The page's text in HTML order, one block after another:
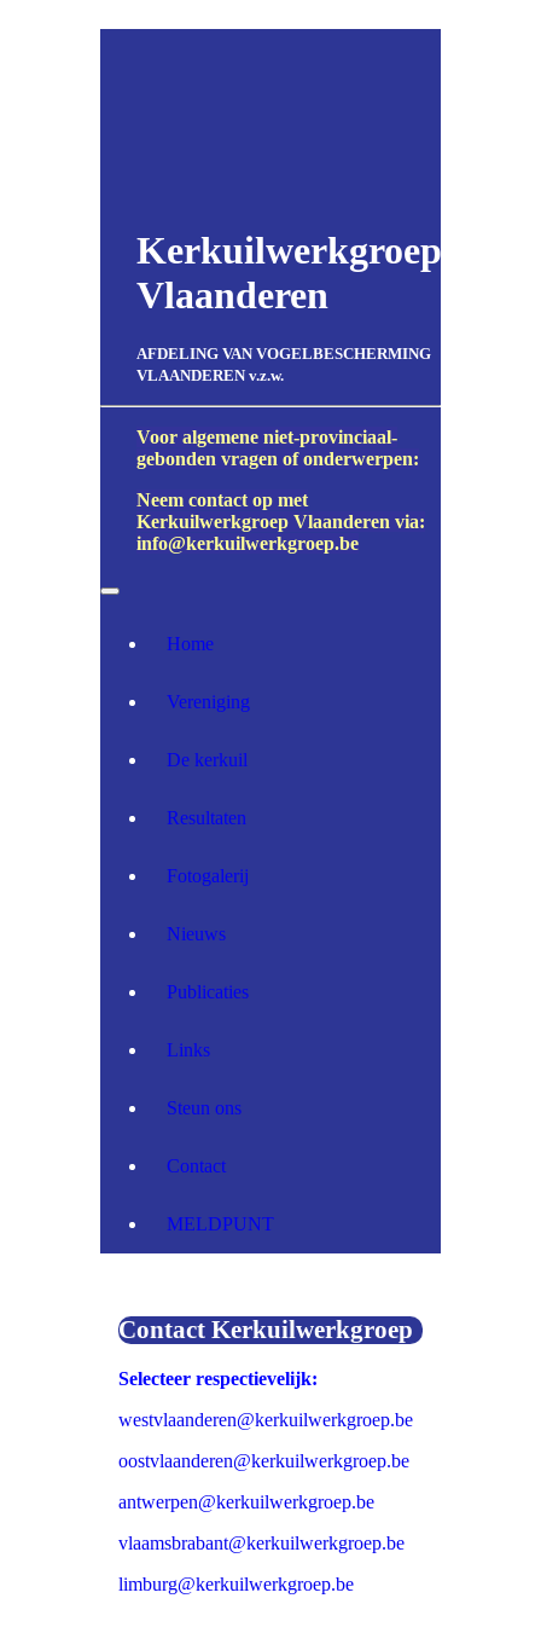
Kerkuilwerkgroep
Vlaanderen
AFDELING VAN VOGELBESCHERMING
VLAANDEREN v.z.w.
Voor algemene niet-provinciaal-
gebonden vragen of onderwerpen:
Neem contact op met
Kerkuilwerkgroep Vlaanderen via:
info@kerkuilwerkgroep.be
Home
Vereniging
De kerkuil
Resultaten
Fotogalerij
Nieuws
Publicaties
Links
Steun ons
Contact
MELDPUNT
Contact Kerkuilwerkgroep
Selecteer respectievelijk:
westvlaanderen@kerkuilwerkgroep.be
oostvlaanderen@kerkuilwerkgroep.be
antwerpen@kerkuilwerkgroep.be
vlaamsbrabant@kerkuilwerkgroep.be
limburg@kerkuilwerkgroep.be